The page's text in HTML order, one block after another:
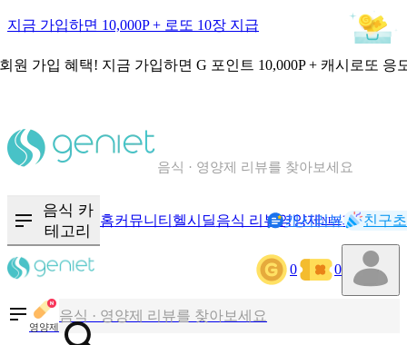
지금 가입하면 10,000P + 로또 10장 지급
원 가입 혜택! 지금 가입하면 G 포인트 10,000P + 캐시로또 응
혈당 · 다이어트 음식 검색해보세요
음식 · 영양제 리뷰를 찾아보세요
음식 카
테고리
홈커뮤니티 헬시딜음식 리뷰영양제NEW기록
캐시리뷰 친구
0 0
영양제
칼로리와 영양성분을 검색해보세요
혈당 · 다이어트 음식 검색해보세요